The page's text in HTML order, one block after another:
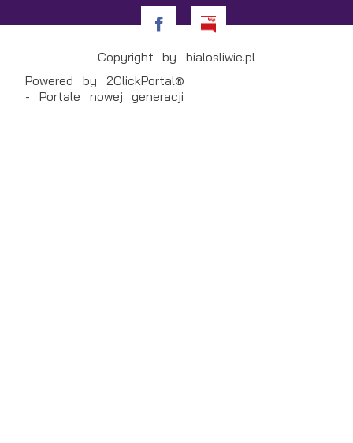
Copyright by bialosliwie.pl
Powered by 2ClickPortal®
- Portale nowej generacji